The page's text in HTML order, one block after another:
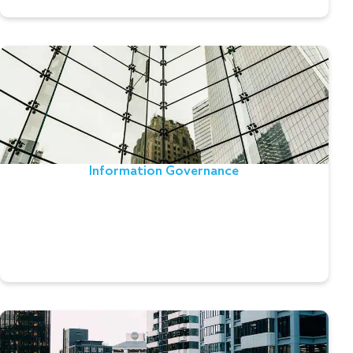
Information Governance
Information Governance
La solución implanta un sistema centralizado de
Data Quality y Data Governance con fines de
compliance y mejora de los activos de información.
Permite analizar el Data Lineage de los procesos
Cuenta técnica no vida y vida